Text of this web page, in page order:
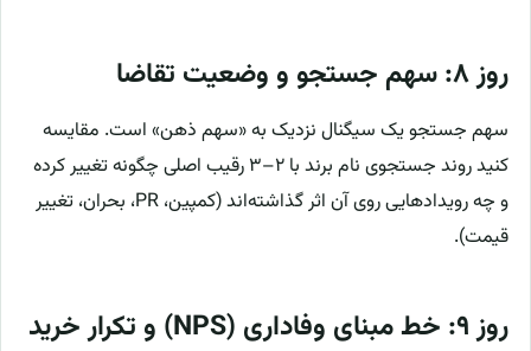
روز ۸: سهم جستجو و وضعیت تقاضا
سهم جستجو یک سیگنال نزدیک به «سهم ذهن» است. مقایسه
کنید روند جستجوی نام برند با ۲–۳ رقیب اصلی چگونه تغییر کرده
و چه رویدادهایی روی آن اثر گذاشته‌اند (کمپین، PR، بحران، تغییر
قیمت).
روز ۹: خط مبنای وفاداری (NPS) و تکرار خرید